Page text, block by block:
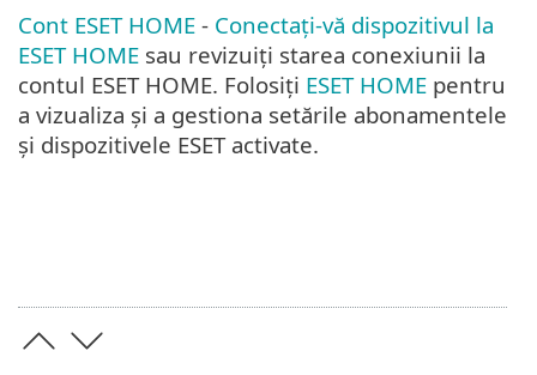
Cont ESET HOME - Conectați-vă dispozitivul la
ESET HOME sau revizuiți starea conexiunii la
contul ESET HOME. Folosiți ESET HOME pentru
a vizualiza și a gestiona setările abonamentele
și dispozitivele ESET activate.